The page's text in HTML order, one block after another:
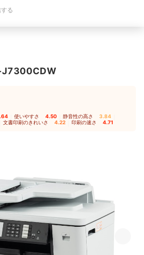
る
J7300CDW
使いやすさ 4.50 静音性の高さ 3.84
文書印刷のきれいさ 4.22 印刷の速さ 4.71